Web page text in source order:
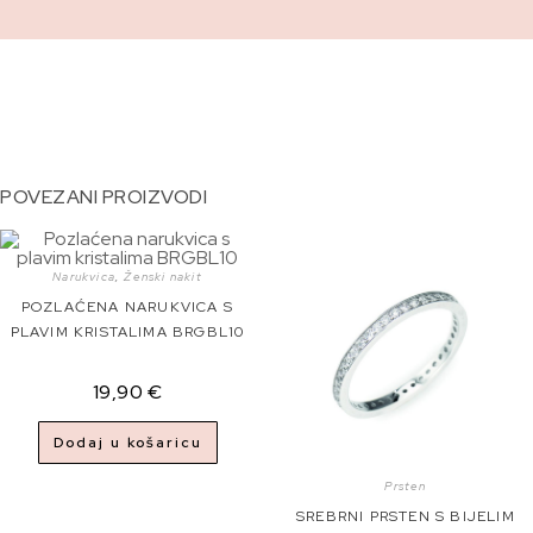
POVEZANI PROIZVODI
Narukvica,Ženski nakit
POZLAĆENA NARUKVICA S
PLAVIM KRISTALIMA BRGBL10
19,90 €
Dodaj u košaricu
Prsten
SREBRNI PRSTEN S BIJELIM